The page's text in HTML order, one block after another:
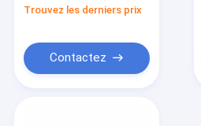
chaleur
Trouvez les derniers prix
Contactez